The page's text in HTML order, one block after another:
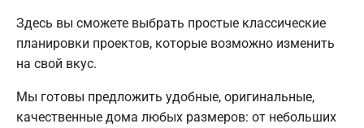
Здесь вы сможете выбрать простые классические
планировки проектов, которые возможно изменить
на свой вкус.
Мы готовы предложить удобные, оригинальные,
качественные дома любых размеров: от небольших